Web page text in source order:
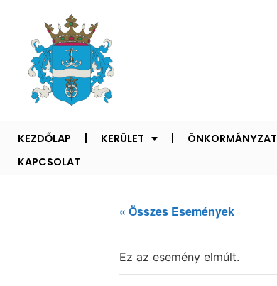
KEZDŐLAP KERÜLET ÖNKORMÁNYZAT
KAPCSOLAT
« Összes Események
Ez az esemény elmúlt.